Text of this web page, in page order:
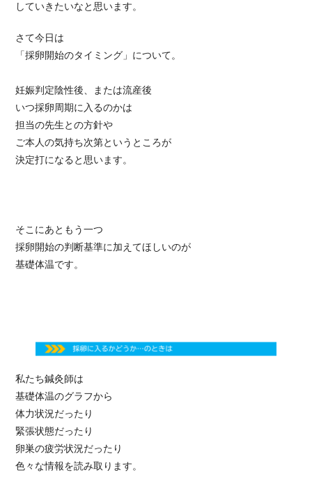
していきたいなと思います。
さて今日は
「採卵開始のタイミング」について。
妊娠判定陰性後、または流産後
いつ採卵周期に入るのかは
担当の先生との方針や
ご本人の気持ち次第というところが
決定打になると思います。
そこにあともう一つ
採卵開始の判断基準に加えてほしいのが
基礎体温です。
私たち鍼灸師は
基礎体温のグラフから
体力状況だったり
緊張状態だったり
卵巣の疲労状況だったり
色々な情報を読み取ります。